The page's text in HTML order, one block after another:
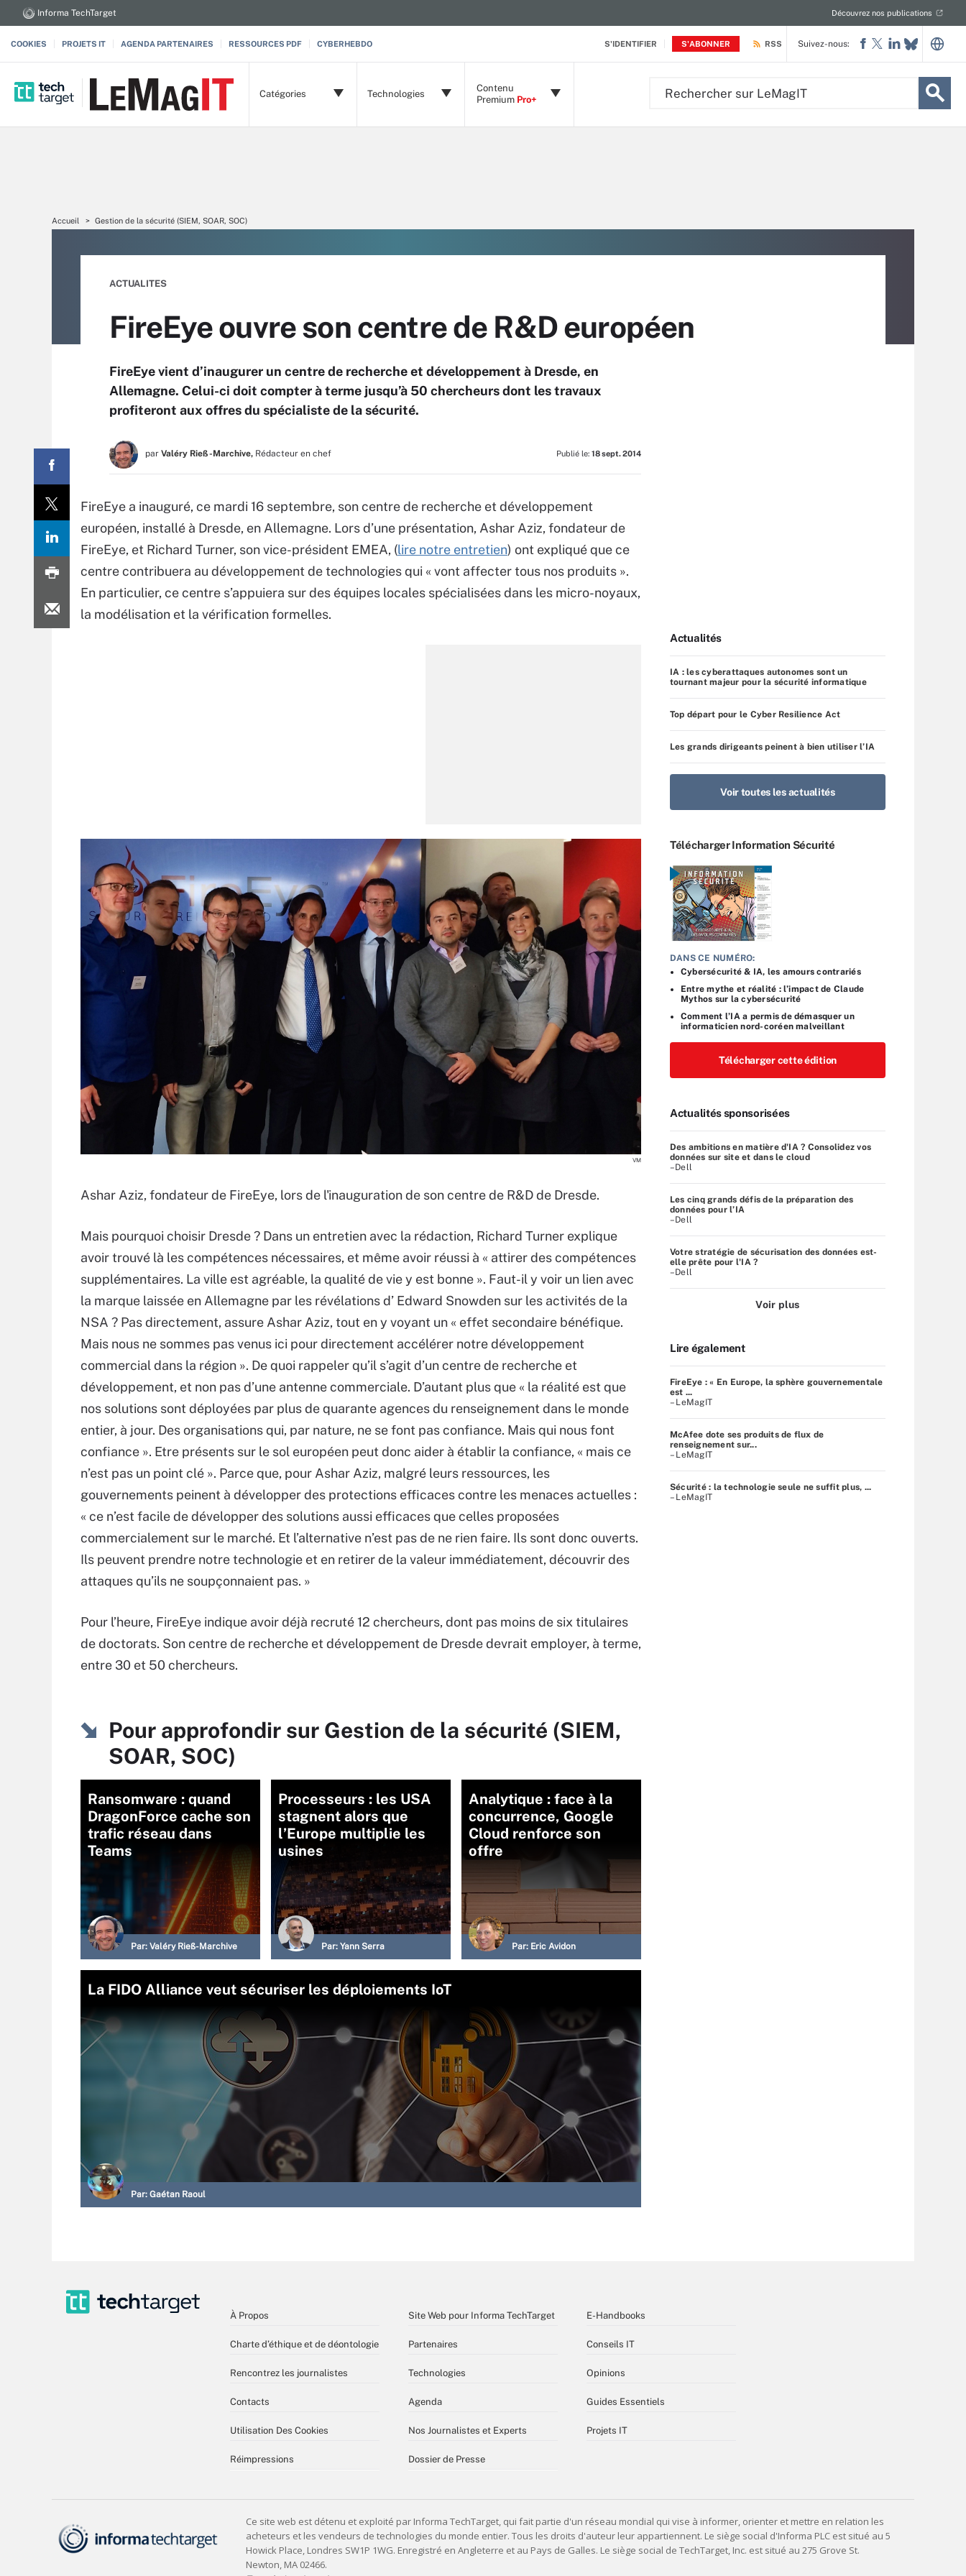
S'IDENTIFIER S'ABONNER
Informa TechTarget Découvrez nos publications
COOKIES PROJETS IT AGENDA PARTENAIRES RESSOURCES PDF CYBERHEBDO RSS
Catégories Technologies
Contenu
Premium Pro+
Suivez-nous:
Accueil Gestion de la sécurité (SIEM, SOAR, SOC)
ACTUALITES
FireEye ouvre son centre de R&D européen
FireEye vient d’inaugurer un centre de recherche et développement à Dresde, en
Allemagne. Celui-ci doit compter à terme jusqu’à 50 chercheurs dont les travaux
profiteront aux offres du spécialiste de la sécurité.
par Valéry Rieß-Marchive, Rédacteur en chef Publié le: 18 sept. 2014
FireEye a inauguré, ce mardi 16 septembre, son centre de recherche et développement
européen, installé à Dresde, en Allemagne. Lors d’une présentation, Ashar Aziz, fondateur de
FireEye, et Richard Turner, son vice-président EMEA, (lire notre entretien) ont expliqué que ce
centre contribuera au développement de technologies qui « vont affecter tous nos produits ».
En particulier, ce centre s’appuiera sur des équipes locales spécialisées dans les micro-noyaux,
la modélisation et la vérification formelles.
VM
Ashar Aziz, fondateur de FireEye, lors de l'inauguration de son centre de R&D de Dresde.
Mais pourquoi choisir Dresde ? Dans un entretien avec la rédaction, Richard Turner explique
avoir trouvé là les compétences nécessaires, et même avoir réussi à « attirer des compétences
supplémentaires. La ville est agréable, la qualité de vie y est bonne ». Faut-il y voir un lien avec
la marque laissée en Allemagne par les révélations d’ Edward Snowden sur les activités de la
NSA ? Pas directement, assure Ashar Aziz, tout en y voyant un « effet secondaire bénéfique.
Mais nous ne sommes pas venus ici pour directement accélérer notre développement
commercial dans la région ». De quoi rappeler qu’il s’agit d’un centre de recherche et
développement, et non pas d’une antenne commerciale. D’autant plus que « la réalité est que
nos solutions sont déployées par plus de quarante agences du renseignement dans le monde
entier, à jour. Des organisations qui, par nature, ne se font pas confiance. Mais qui nous font
confiance ». Etre présents sur le sol européen peut donc aider à établir la confiance, « mais ce
n’est pas un point clé ». Parce que, pour Ashar Aziz, malgré leurs ressources, les
gouvernements peinent à développer des protections efficaces contre les menaces actuelles :
« ce n’est facile de développer des solutions aussi efficaces que celles proposées
commercialement sur le marché. Et l’alternative n’est pas de ne rien faire. Ils sont donc ouverts.
Ils peuvent prendre notre technologie et en retirer de la valeur immédiatement, découvrir des
attaques qu’ils ne soupçonnaient pas. »
Pour l’heure, FireEye indique avoir déjà recruté 12 chercheurs, dont pas moins de six titulaires
de doctorats. Son centre de recherche et développement de Dresde devrait employer, à terme,
entre 30 et 50 chercheurs.
Pour approfondir sur Gestion de la sécurité (SIEM,
SOAR, SOC)
Ransomware : quand
DragonForce cache son
trafic réseau dans
Teams
Par: Valéry Rieß-Marchive
Processeurs : les USA
stagnent alors que
l’Europe multiplie les
usines
Par: Yann Serra
Analytique : face à la
concurrence, Google
Cloud renforce son
offre
Par: Eric Avidon
La FIDO Alliance veut sécuriser les déploiements IoT
Par: Gaétan Raoul
Actualités
IA : les cyberattaques autonomes sont un
tournant majeur pour la sécurité informatique
Top départ pour le Cyber Resilience Act
Les grands dirigeants peinent à bien utiliser l’IA
Voir toutes les actualités
Télécharger Information Sécurité
DANS CE NUMÉRO:
Cybersécurité & IA, les amours contrariés
Entre mythe et réalité : l’impact de Claude
Mythos sur la cybersécurité
Comment l’IA a permis de démasquer un
informaticien nord-coréen malveillant
Télécharger cette édition
Actualités sponsorisées
Des ambitions en matière d'IA ? Consolidez vos
données sur site et dans le cloud
–Dell
Les cinq grands défis de la préparation des
données pour l’IA
–Dell
Votre stratégie de sécurisation des données est-
elle prête pour l'IA ?
–Dell
Voir plus
Lire également
FireEye : « En Europe, la sphère gouvernementale
est ...
– LeMagIT
McAfee dote ses produits de flux de
renseignement sur...
– LeMagIT
Sécurité : la technologie seule ne suffit plus, ...
– LeMagIT
À Propos
Charte d’éthique et de déontologie
Rencontrez les journalistes
Contacts
Utilisation Des Cookies
Réimpressions
Site Web pour Informa TechTarget
Partenaires
Technologies
Agenda
Nos Journalistes et Experts
Dossier de Presse
E-Handbooks
Conseils IT
Opinions
Guides Essentiels
Projets IT